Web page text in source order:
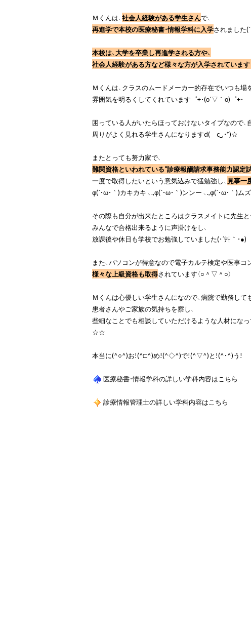
Ｍくんは、社会人経験がある学生さん
再進学で本校の医療秘書・情報学科に入学されました
本校は、大学を卒業し再進学される方や、
社会人経験がある方など様々な方が入学されています
Ｍくんは、クラスのムードメーカー的存在でいつも場
雰囲気を明るくしてくれています゜+・(о´▽｀о)゜+・
困っている人がいたらほっておけないタイプなので
周りがよく見れる学生さんになりますd(ゝc_,・*)☆
難関資格といわれている“診療報酬請求事務能力認定試
一度で取得したいという意気込みで猛勉強し、 見事一
φ(´・ω・｀)カキカキ 、.,φ(´・ω・｀)ンンー 、.,φ(´・ω・｀)ムズ
その際も自分が出来たところはクラスメイトに先生と
みんなで合格出来るように声掛けをし、
放課後や休日も学校でお勉強していました(・´艸｀・●)
様々な上級資格も取得されています（○＾▽＾○）
Ｍくんは心優しい学生さんになので、病院で勤務して
患者さんやご家族の気持ちを察し、
些細なことでも相談していただけるような人材にな
☆☆
本当に(^○^)お!(^□^)め!(^◇^)で!(^▽^)と!(^・^)う!
医療秘書・情報学科の詳しい学科内容はこちら
診療情報管理士の詳しい学科内容はこちら